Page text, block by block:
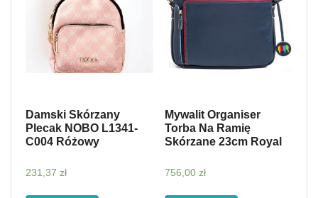
Damski Skórzany
Plecak NOBO L1341-
C004 Różowy
231,37 zł
Mywalit Organiser
Torba Na Ramię
Skórzane 23cm Royal
756,00 zł